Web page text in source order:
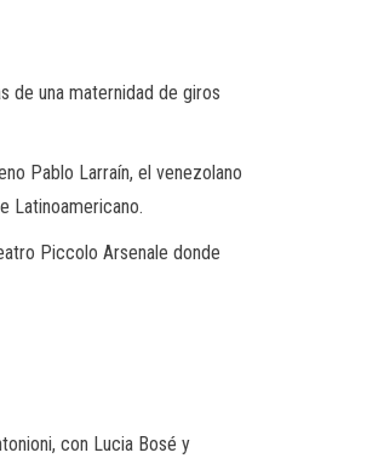
de una maternidad de giros
Pablo Larraín, el venezolano
Latinoamericano.
Piccolo Arsenale donde
con Lucia Bosé y